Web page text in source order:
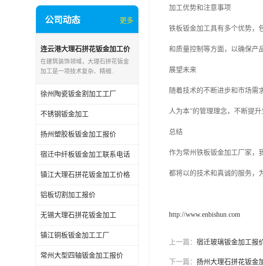
公司动态 更多
连云港大理石拼花钣金加工价
格
在建筑装饰领域，大理石拼花钣金
加工是一项技术复杂、精细..
徐州陶瓷钣金割加工工厂
不锈钢钣金加工
扬州塑胶板钣金加工报价
宿迁中纤板钣金加工联系电话
镇江大理石拼花钣金加工价格
铝板切割加工报价
无锡大理石拼花钣金加工
镇江铜板钣金加工工厂
常州大型四轴钣金加工报价
加工优势和注意事项
铁板钣金加工具有多个优势，
和质量控制等方面，以确保产
展望未来
随着技术的不断进步和市场需
人为本”的管理理念，不断提
总结
作为常州铁板钣金加工厂家，
都将以的技术和真诚的服务，
http://www.enbishun.com
上一篇： 宿迁玻璃钣金加工报
下一篇： 扬州大理石拼花钣金